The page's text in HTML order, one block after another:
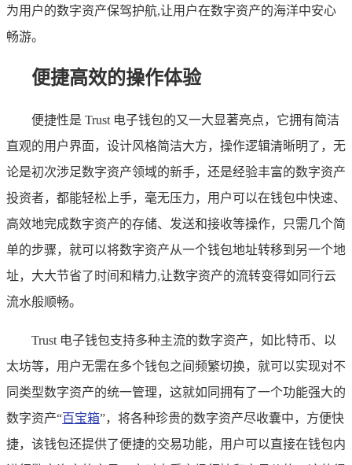
为用户的数字资产保驾护航,让用户在数字资产的海洋中安心
畅游。
便捷高效的操作体验
便捷性是 Trust 电子钱包的又一大显著亮点，它拥有简洁
直观的用户界面，设计风格简洁大方，操作逻辑清晰明了，无
论是初次涉足数字资产领域的新手，还是经验丰富的数字资产
投资者，都能轻松上手，毫无压力，用户可以在钱包中快速、
高效地完成数字资产的存储、发送和接收等操作，只需几个简
单的步骤，就可以将数字资产从一个钱包地址转移到另一个地
址，大大节省了时间和精力,让数字资产的流转变得如同行云
流水般顺畅。
Trust 电子钱包支持多种主流的数字资产，如比特币、以
太坊等，用户无需在多个钱包之间频繁切换，就可以实现对不
同类型数字资产的统一管理，这就如同拥有了一个功能强大的
数字资产“百宝箱”，将各种珍贵的数字资产尽收囊中，方便快
捷，该钱包还提供了便捷的交易功能，用户可以直接在钱包内